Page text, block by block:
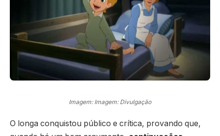
Imagem: Imagem: Divulgação
O longa conquistou público e crítica, provando que,